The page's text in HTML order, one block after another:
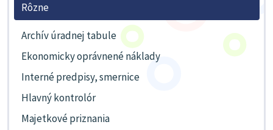
Rôzne
Archív úradnej tabule
Ekonomicky oprávnené náklady
Interné predpisy, smernice
Hlavný kontrolór
Majetkové priznania